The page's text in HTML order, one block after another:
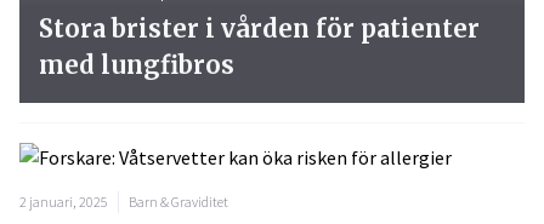
Stora brister i vården för patienter
med lungfibros
2 januari, 2025 Barn & Graviditet